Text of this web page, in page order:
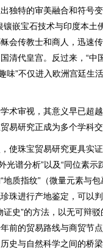
独特的审美融合和符号
镶嵌宝石技术与印度本土
会传教士和商人，迅速
清代皇宫。反过来，“中
”不仅进入欧洲宫廷生
审视，其意义早已超越
易研究正成为多个学科交
珠宝贸易研究更具实证
光谱分析”以及“同位素
质指纹”（微量元素与
珠进行产地鉴定，可以
史”的方法，以无可辩
前的贸易路线与商贸节
史与自然科学之间的桥梁